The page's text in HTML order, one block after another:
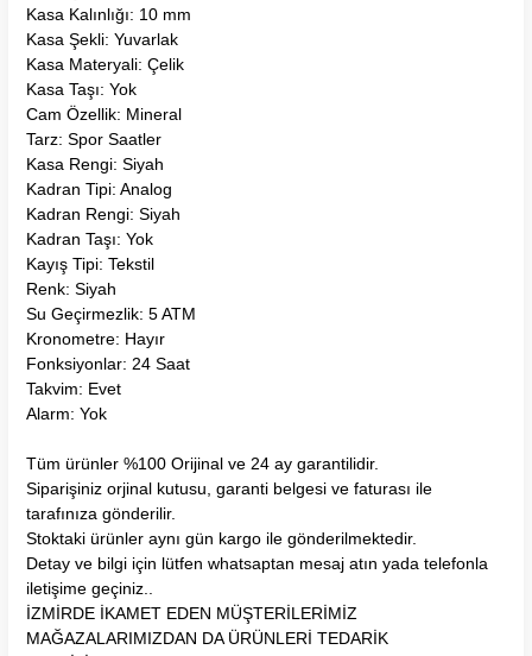
Kasa Kalınlığı: 10 mm
Kasa Şekli: Yuvarlak
Kasa Materyali: Çelik
Kasa Taşı: Yok
Cam Özellik: Mineral
Tarz: Spor Saatler
Kasa Rengi: Siyah
Kadran Tipi: Analog
Kadran Rengi: Siyah
Kadran Taşı: Yok
Kayış Tipi: Tekstil
Renk: Siyah
Su Geçirmezlik: 5 ATM
Kronometre: Hayır
Fonksiyonlar: 24 Saat
Takvim: Evet
Alarm: Yok
Tüm ürünler %100 Orijinal ve 24 ay garantilidir.
Siparişiniz orjinal kutusu, garanti belgesi ve faturası ile
tarafınıza gönderilir.
Stoktaki ürünler aynı gün kargo ile gönderilmektedir.
Detay ve bilgi için lütfen whatsaptan mesaj atın yada telefonla
iletişime geçiniz..
İZMİRDE İKAMET EDEN MÜŞTERİLERİMİZ
MAĞAZALARIMIZDAN DA ÜRÜNLERİ TEDARİK